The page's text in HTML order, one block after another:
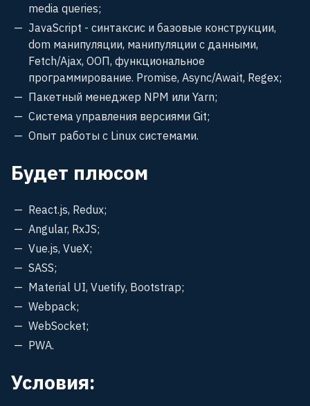
media queries;
JavaScript - синтаксис и базовые конструкции,
dom манипуляции, манипуляции с данными,
Fetch/Ajax, ООП, функциональное
программирование. Promise, Async/Await, Regex;
Пакетный менеджер NPM или Yarn;
Система управления версиями Git;
Опыт работы с Linux системами.
Будет плюсом
React.js, Redux;
Angular, RxJS;
Vue.js, VueX;
SASS;
Material UI, Vuetify, Bootstrap;
Webpack;
WebSocket;
PWA.
Условия: